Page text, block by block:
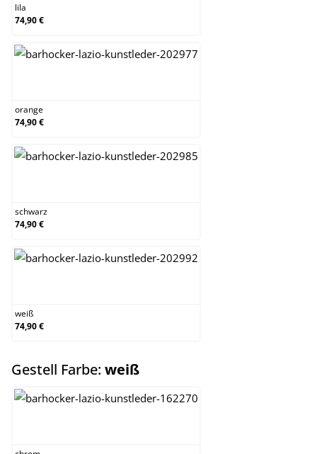
lila
74,90 €
orange
74,90 €
schwarz
74,90 €
weiß
74,90 €
Gestell Farbe: weißauswählen